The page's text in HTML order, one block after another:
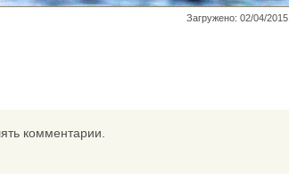
Загружено: 02/04/2015
комментарии.